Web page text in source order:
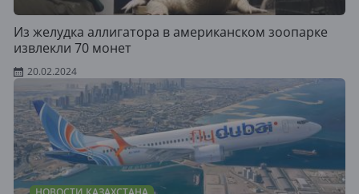
Из желудка аллигатора в американском зоопарке
извлекли 70 монет
20.02.2024